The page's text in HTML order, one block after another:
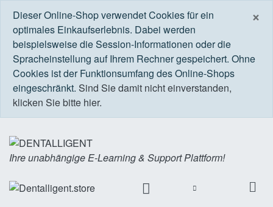
×
Dieser Online-Shop verwendet Cookies für ein
optimales Einkaufserlebnis. Dabei werden
beispielsweise die Session-Informationen oder die
Spracheinstellung auf Ihrem Rechner gespeichert. Ohne
Cookies ist der Funktionsumfang des Online-Shops
eingeschränkt. Sind Sie damit nicht einverstanden,
klicken Sie bitte hier.
Ihre unabhängige E-Learning & Support Plattform!